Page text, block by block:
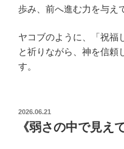
歩み、前へ進む力を与え
ヤコブのように、「祝福
と祈りながら、神を信頼
す。
投
日:
2026.06.21
《弱さの中で見え